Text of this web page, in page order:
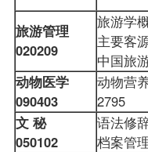
旅游管理
020209
旅游学
主要客
中国旅
动物医学
090403
动物营
2795
文 秘
050102
语法修
档案管